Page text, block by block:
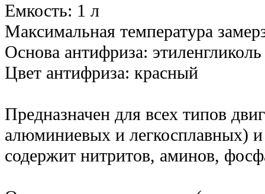
Емкость: 1 л
Максимальная температура
Основа антифриза: этиленгликоль
Цвет антифриза: красный
Предназначен для всех типов
алюминиевых и легкосплавных)
содержит нитритов, аминов,